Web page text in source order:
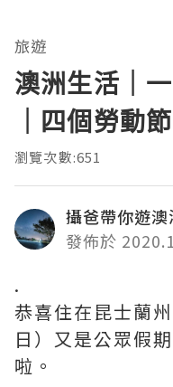
旅遊
澳洲生活｜
｜四個勞動節
瀏覽次數:651
攝爸帶你遊澳
發佈於
.
恭喜住在昆士蘭
日）又是公眾假
啦。